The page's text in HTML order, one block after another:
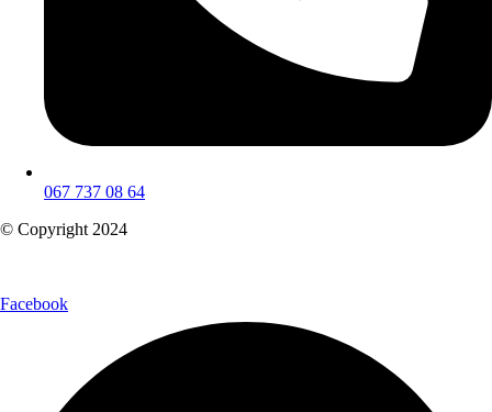
067 737 08 64
© Copyright 2024
Facebook